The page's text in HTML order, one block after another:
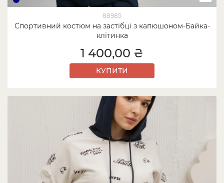
88985
Спортивний костюм на застібці з капюшоном-Байка-
клітинка
1 400,00 ₴
КУПИТИ